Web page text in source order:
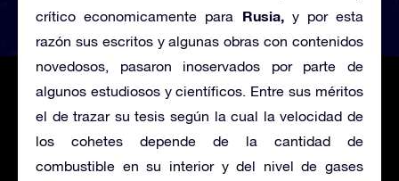
crítico economicamente para Rusia,y por esta
razón sus escritos y algunas obras con contenidos
novedosos, pasaron inoservados por parte de
algunos estudiosos y científicos. Entre sus méritos
el de trazar su tesis según la cual la velocidad de
los cohetes depende de la cantidad de
combustible en su interior y del nivel de gases